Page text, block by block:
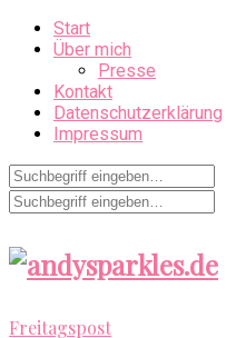
Start
Über mich
Presse
Kontakt
Datenschutzerklärung
Impressum
Freitagspost